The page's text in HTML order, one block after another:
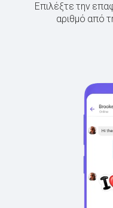
Επιλέξτε την
αριθμό από